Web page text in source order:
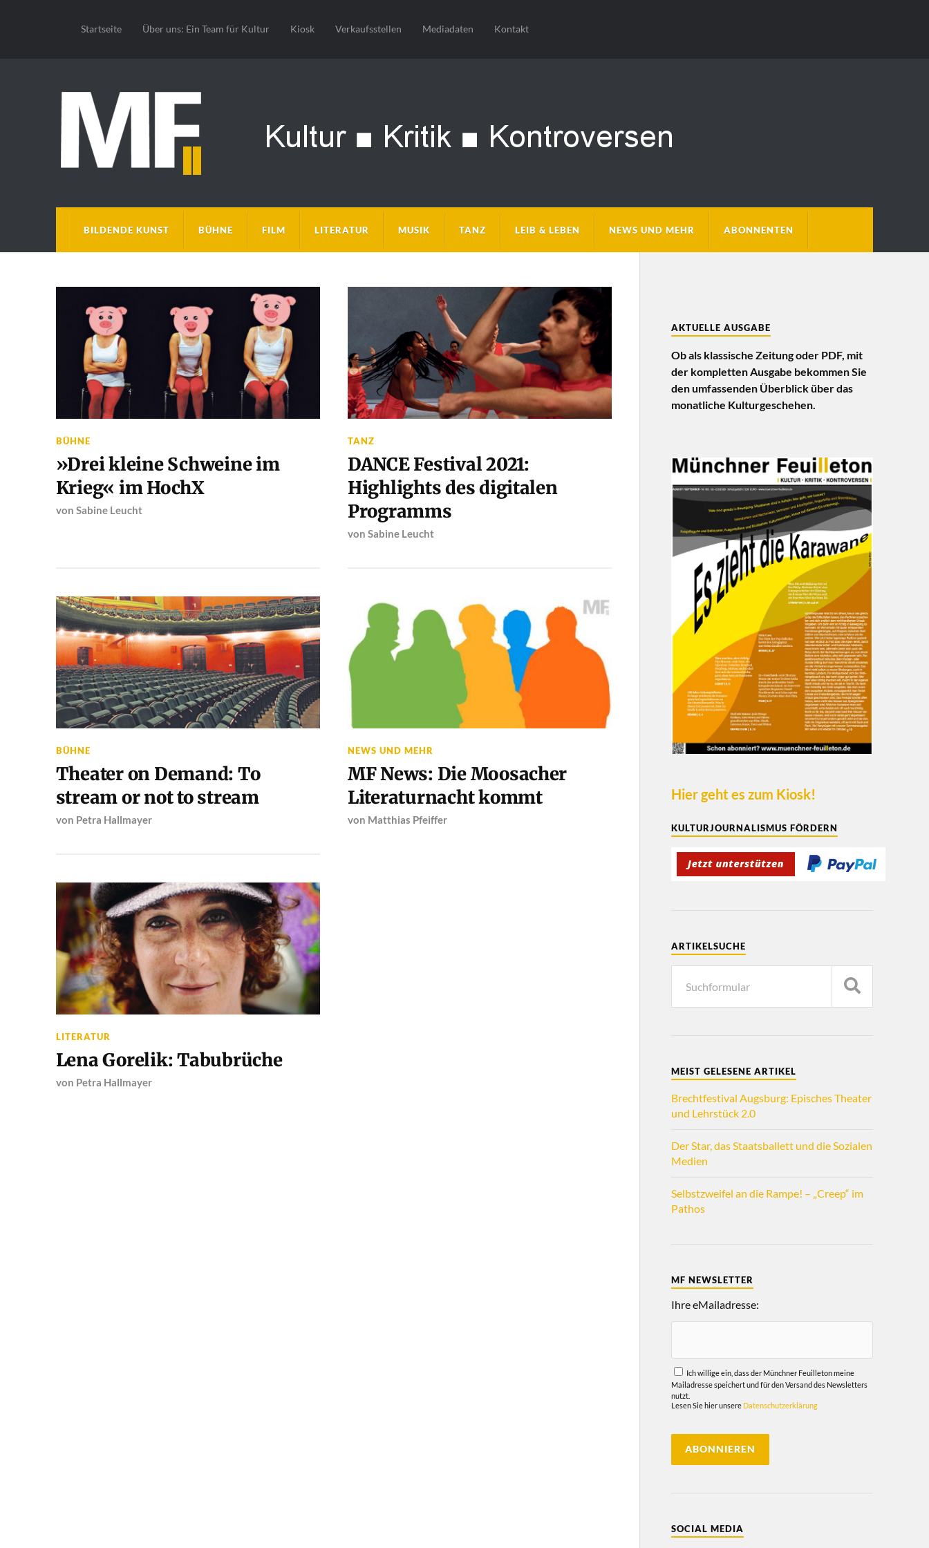
Startseite Über uns: Ein Team für Kultur Kiosk Verkaufsstellen Mediadaten Kontakt
BILDENDE KUNST BÜHNE FILM LITERATUR MUSIK TANZ LEIB & LEBEN NEWS UND MEHR ABONNENTEN
BÜHNE
»Drei kleine Schweine im
Krieg« im HochX
von Sabine Leucht
TANZ
DANCE Festival 2021:
Highlights des digitalen
Programms
von Sabine Leucht
BÜHNE
Theater on Demand: To
stream or not to stream
von Petra Hallmayer
NEWS UND MEHR
MF News: Die Moosacher
Literaturnacht kommt
von Matthias Pfeiffer
LITERATUR
Lena Gorelik: Tabubrüche
von Petra Hallmayer
AKTUELLE AUSGABE
Ob als klassische Zeitung oder PDF, mit
der kompletten Ausgabe bekommen Sie
den umfassenden Überblick über das
monatliche Kulturgeschehen.
Hier geht es zum Kiosk!
KULTURJOURNALISMUS FÖRDERN
ARTIKELSUCHE
MEIST GELESENE ARTIKEL
Brechtfestival Augsburg: Episches Theater
und Lehrstück 2.0
Der Star, das Staatsballett und die Sozialen
Medien
Selbstzweifel an die Rampe! – „Creep“ im
Pathos
MF NEWSLETTER
Ihre eMailadresse:
Ich willige ein, dass der Münchner Feuilleton meine
Mailadresse speichert und für den Versand des Newsletters
nutzt.
Lesen Sie hier unsere Datenschutzerklärung
SOCIAL MEDIA